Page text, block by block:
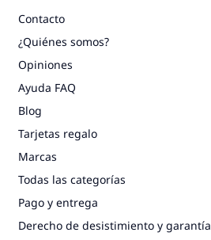
Contacto
¿Quiénes somos?
Opiniones
Ayuda FAQ
Blog
Tarjetas regalo
Marcas
Todas las categorías
Pago y entrega
Derecho de desistimiento y garantía